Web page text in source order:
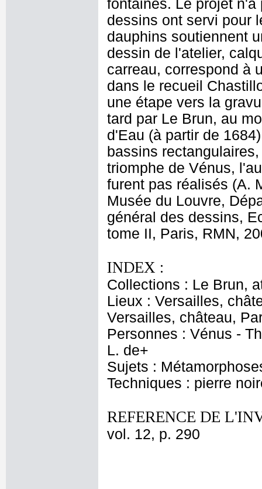
fontaines. Le projet
dessins ont servi pour
dauphins soutiennent
dessin de l'atelier,
carreau, correspond à
dans le recueil
une étape vers la
tard par Le Brun, au
d'Eau (à partir de
bassins
triomphe de Vénus,
furent pas réalisés (A.
Musée du Louvre,
général des dessins,
tome II, Paris, RMN,
INDEX :
Collections : Le Brun,
Lieux : Versailles,
Versailles, château,
Personnes : Vénus -
L. de+
Sujets :
Techniques : pierre
REFERENCE DE
vol. 12, p. 290